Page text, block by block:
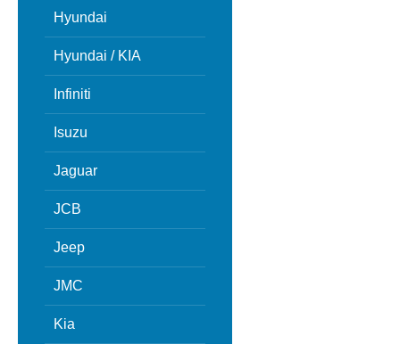
Hyundai
Hyundai / KIA
Infiniti
Isuzu
Jaguar
JCB
Jeep
JMC
Kia